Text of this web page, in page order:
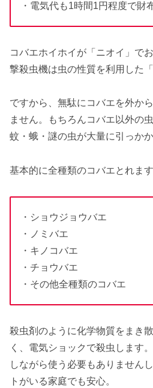
・電気代も1時間1円程度で財
コバエホイホイが「ニオイ」で
撃殺虫機は虫の性質を利用した
ですから、無駄にコバエを外か
ません。もちろんコバエ以外の
蚊・蛾・謎の虫が大量に引っかか
基本的に全種類のコバエとれます
・ショウジョウバエ
・ノミバエ
・キノコバエ
・チョウバエ
・その他全種類のコバエ
殺虫剤のように化学物質をまき
く、電気ショックで殺虫します
しながら使う必要もありません
トがいる家庭でも安心。